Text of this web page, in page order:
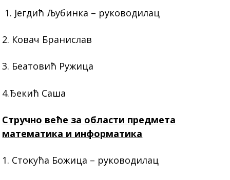
1. Јегдић Љубинка – руководилац
2. Ковач Бранислав
3. Беатовић Ружица
4.Ђекић Саша
Стручно веће за области предмета
математика и информатика
1. Стокућа Божица – руководилац